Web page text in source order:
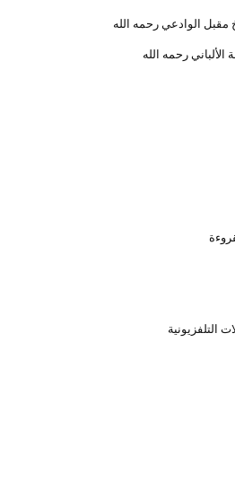
مقبل الوادعي رحمه الله
الألباني رحمه الله
التلفزيونية